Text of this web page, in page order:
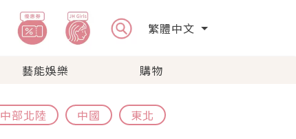
繁體中文
藝能娛樂 購物
中部北陸 中國 東北